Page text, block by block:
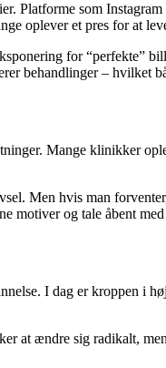
Platforme som
oplever et pres for at
for “perfekte”
behandlinger – hvilket
Mange klinikker
Men hvis man
motiver og tale åbent
I dag er kroppen
at ændre sig radikalt,